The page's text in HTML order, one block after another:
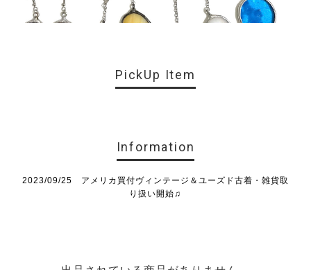
PickUp Item
Information
2023/09/25 アメリカ買付ヴィンテージ＆ユーズド古着・雑貨取
り扱い開始♫